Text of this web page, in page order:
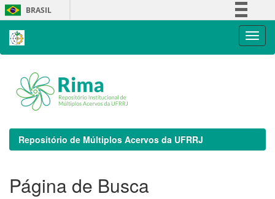
Skip
navigation
BRASIL
Repositório de Múltiplos Acervos da UFRRJ
Página de Busca